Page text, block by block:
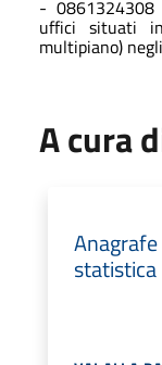
- 0861324308
uffici situati in
multipiano)
A cura
statistica